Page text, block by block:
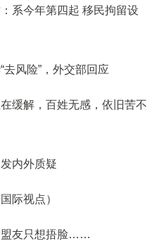
系今年第四起 移民拘留设
风险”，外交部回应
缓解，百姓无感，依旧苦不
内外质疑
际视点）
盟友只想捂脸……